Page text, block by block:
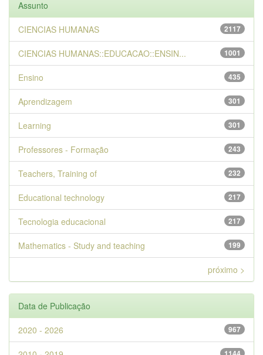
Assunto
2117
CIENCIAS HUMANAS
1001
CIENCIAS HUMANAS::EDUCACAO::ENSIN...
435
Ensino
301
Aprendizagem
301
Learning
243
Professores - Formação
232
Teachers, Training of
217
Educational technology
217
Tecnologia educacional
199
Mathematics - Study and teaching
próximo >
Data de Publicação
967
2020 - 2026